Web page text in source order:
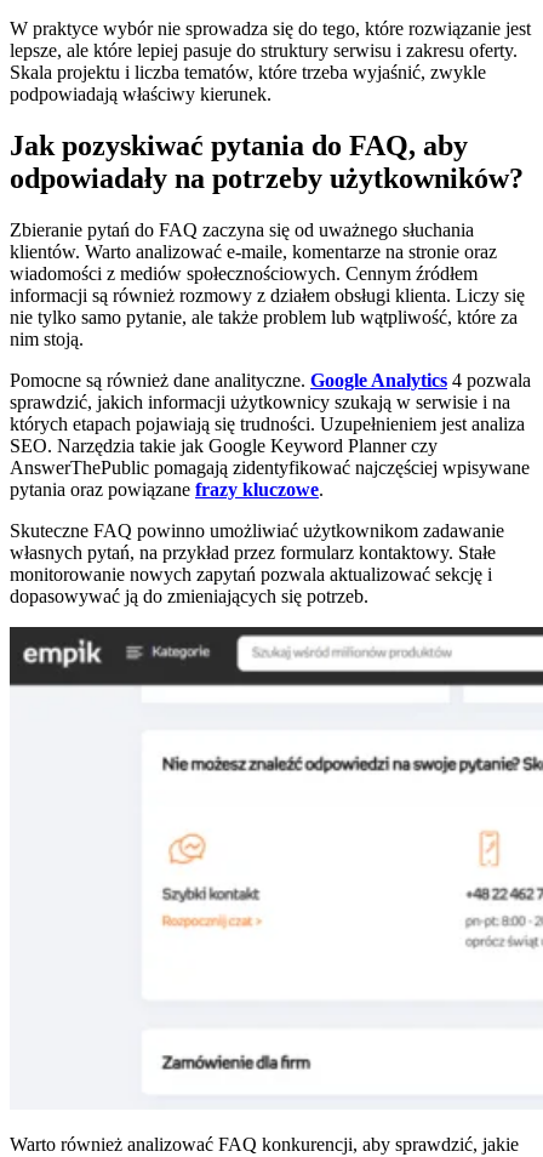
W praktyce wybór nie sprowadza się do tego, które rozwiązanie jest
lepsze, ale które lepiej pasuje do struktury serwisu i zakresu oferty.
Skala projektu i liczba tematów, które trzeba wyjaśnić, zwykle
podpowiadają właściwy kierunek.
Jak pozyskiwać pytania do FAQ, aby
odpowiadały na potrzeby użytkowników?
Zbieranie pytań do FAQ zaczyna się od uważnego słuchania
klientów. Warto analizować e-maile, komentarze na stronie oraz
wiadomości z mediów społecznościowych. Cennym źródłem
informacji są również rozmowy z działem obsługi klienta. Liczy się
nie tylko samo pytanie, ale także problem lub wątpliwość, które za
nim stoją.
Pomocne są również dane analityczne. Google Analytics 4 pozwala
sprawdzić, jakich informacji użytkownicy szukają w serwisie i na
których etapach pojawiają się trudności. Uzupełnieniem jest analiza
SEO. Narzędzia takie jak Google Keyword Planner czy
AnswerThePublic pomagają zidentyfikować najczęściej wpisywane
pytania oraz powiązane frazy kluczowe.
Skuteczne FAQ powinno umożliwiać użytkownikom zadawanie
własnych pytań, na przykład przez formularz kontaktowy. Stałe
monitorowanie nowych zapytań pozwala aktualizować sekcję i
dopasowywać ją do zmieniających się potrzeb.
Warto również analizować FAQ konkurencji, aby sprawdzić, jakie